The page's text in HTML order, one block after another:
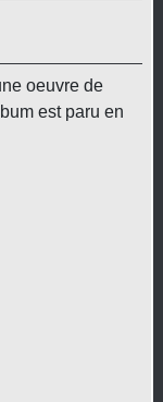
oeuvre de
est paru en